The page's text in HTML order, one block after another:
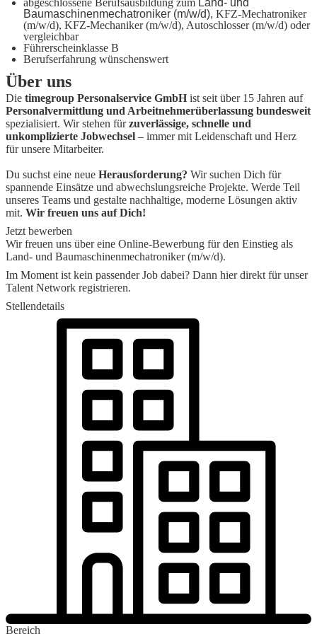
abgeschlossene Berufsausbildung zum Land- und
Baumaschinenmechatroniker (m/w/d), KFZ-Mechatroniker
(m/w/d), KFZ-Mechaniker (m/w/d), Autoschlosser (m/w/d) oder
vergleichbar
Führerscheinklasse B
Berufserfahrung wünschenswert
Über uns
Die timegroup Personalservice GmbH ist seit über 15 Jahren auf
Personalvermittlung und Arbeitnehmerüberlassung bundesweit
spezialisiert. Wir stehen fürzuverlässige, schnelle und
unkomplizierte Jobwechsel – immer mit Leidenschaft und Herz
für unsere Mitarbeiter.
Du suchst eine neue Herausforderung? Wir suchen Dich für
spannende Einsätze und abwechslungsreiche Projekte. Werde Teil
unseres Teams und gestalte nachhaltige, moderne Lösungen aktiv
mit. Wir freuen uns auf Dich!
Jetzt bewerben
Wir freuen uns über eine Online-Bewerbung für den Einstieg als
Land- und Baumaschinenmechatroniker (m/w/d).
Im Moment ist kein passender Job dabei? Dann hier direkt für unser
Talent Network registrieren.
Stellendetails
Bereich